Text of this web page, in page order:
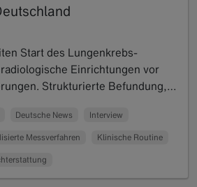
Start des Lungenkrebs-
Einrichtungen vor
Strukturierte Befundung,…
Deutsche News Interview
Messverfahren Klinische Routine